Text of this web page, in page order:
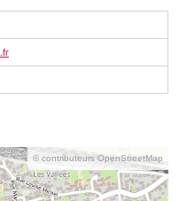
© contributeurs OpenStreetMap